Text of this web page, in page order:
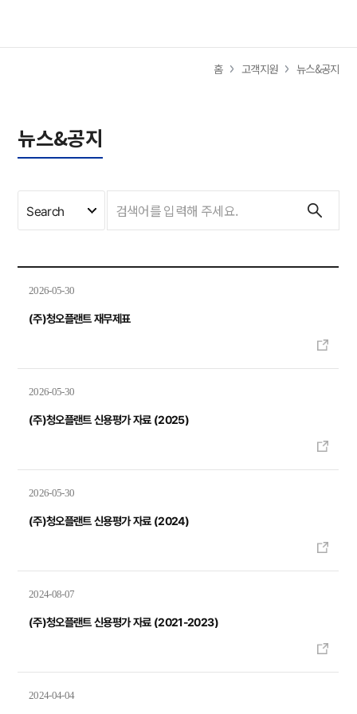
홈 고객지원 뉴스&공지
뉴스&공지
Search
2026-05-30
(주)청오플랜트 재무제표
2026-05-30
(주)청오플랜트 신용평가 자료 (2025)
2026-05-30
(주)청오플랜트 신용평가 자료 (2024)
2024-08-07
(주)청오플랜트 신용평가 자료 (2021-2023)
2024-04-04